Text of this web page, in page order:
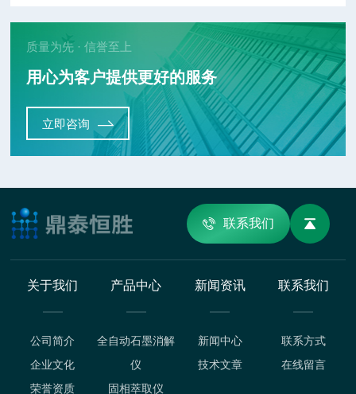
质量为先 · 信誉至上
用心为客户提供更好的服务
立即咨询
联系我们
关于我们
公司简介
企业文化
荣誉资质
产品中心
全自动石墨消解
仪
固相萃取仪
新闻资讯
新闻中心
技术文章
联系我们
联系方式
在线留言